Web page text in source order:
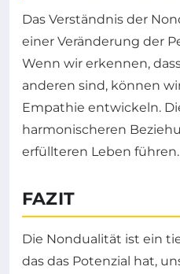
Das Verständnis der
einer Veränderung der
Wenn wir erkennen,
anderen sind, können
Empathie entwickeln.
harmonischeren
erfüllteren Leben führen.
FAZIT
Die Nondualität ist ein
das das Potenzial hat,